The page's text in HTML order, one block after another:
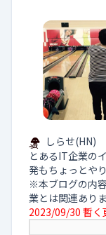
しらせ(HN)
とあるIT企業の
発もちょっとやり
※本ブログの内
業とは関連ありま
2023/09/30 暫く